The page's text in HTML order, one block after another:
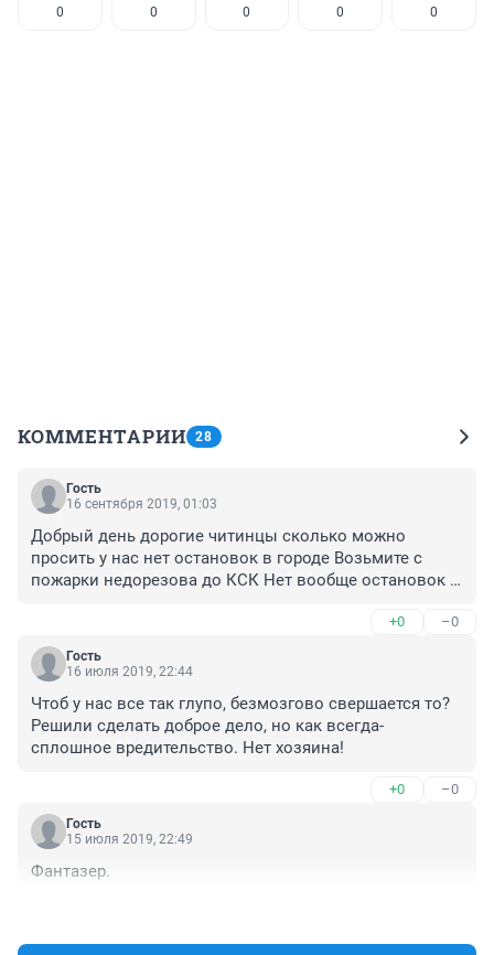
0 0 0 0 0
КОММЕНТАРИИ 28
Гость
16 сентября 2019, 01:03
Добрый день дорогие читинцы сколько можно
просить у нас нет остановок в городе Возьмите с
пожарки недорезова до КСК Нет вообще остановок
+0 –0
Гость
16 июля 2019, 22:44
Чтоб у нас все так глупо, безмозгово свершается то?
Решили сделать доброе дело, но как всегда-
сплошное вредительство. Нет хозяина!
+0 –0
Гость
15 июля 2019, 22:49
Фантазер.